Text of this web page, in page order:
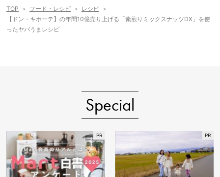
TOP フード・レシピ
レシピ
【ドン・キホーテ】の年間10億売り上げる「素煎りミックスナッツDX」を使
ったヤバうまレシピ
Special